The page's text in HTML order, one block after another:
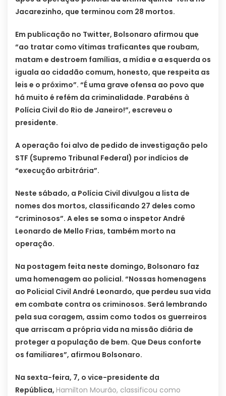
Jacarezinho, que terminou com 28 mortos.
Em publicação no Twitter, Bolsonaro afirmou que
“ao tratar como vítimas traficantes que roubam,
matam e destroem famílias, a mídia e a esquerda os
iguala ao cidadão comum, honesto, que respeita as
leis e o próximo”. “É uma grave ofensa ao povo que
há muito é refém da criminalidade. Parabéns à
Polícia Civil do Rio de Janeiro!”, escreveu o
presidente.
A operação foi alvo de pedido de investigação pelo
STF (Supremo Tribunal Federal) por indícios de
“execução arbitrária”.
Neste sábado, a Polícia Civil divulgou a lista de
nomes dos mortos, classificando 27 deles como
“criminosos”. A eles se soma o inspetor André
Leonardo de Mello Frias, também morto na
operação.
Na postagem feita neste domingo, Bolsonaro faz
uma homenagem ao policial. “Nossas homenagens
ao Policial Civil André Leonardo, que perdeu sua vida
em combate contra os criminosos. Será lembrando
pela sua coragem, assim como todos os guerreiros
que arriscam a própria vida na missão diária de
proteger a população de bem. Que Deus conforte
os familiares”, afirmou Bolsonaro.
Na sexta-feira, 7, o vice-presidente da
República, Hamilton Mourão, classificou como